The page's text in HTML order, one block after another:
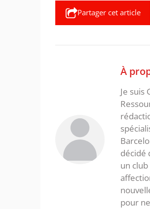
Partager cet article
À
Je suis
décidé
un
pour